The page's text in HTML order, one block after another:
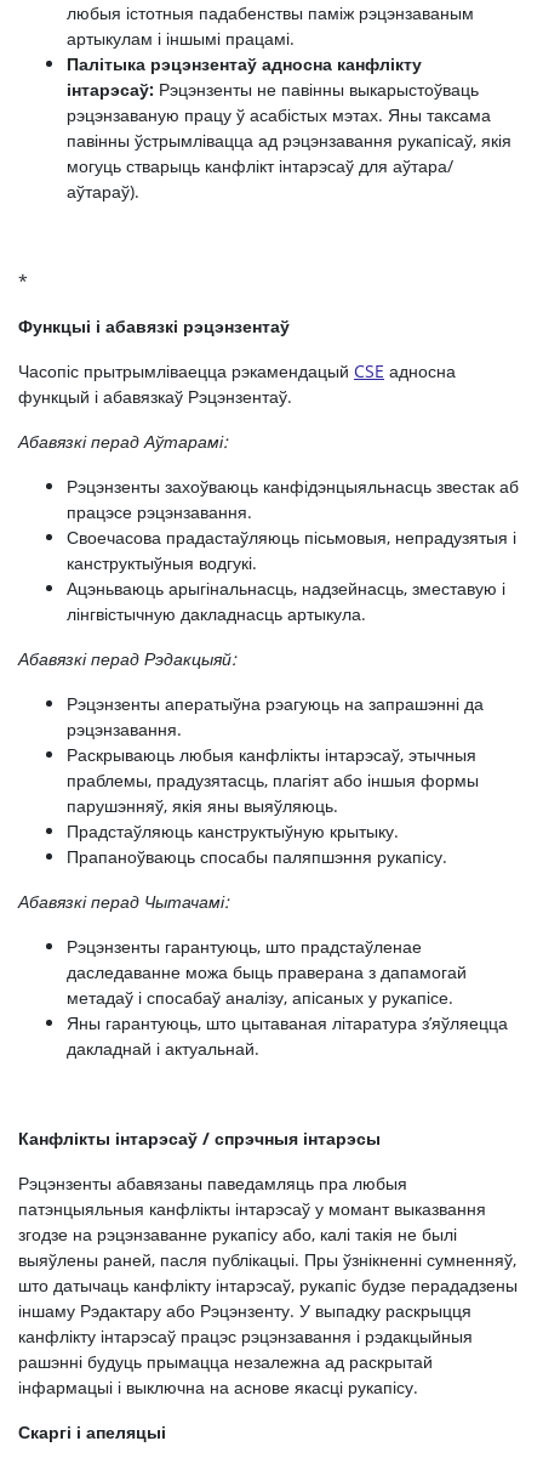
любыя істотныя падабенствы паміж рэцэнзаваным
артыкулам і іншымі працамі.
Палітыка рэцэнзентаў адносна канфлікту
інтарэсаў: Рэцэнзенты не павінны выкарыстоўваць
рэцэнзаваную працу ў асабістых мэтах. Яны таксама
павінны ўстрымлівацца ад рэцэнзавання рукапісаў, якія
могуць стварыць канфлікт інтарэсаў для аўтара/
аўтараў).
*
Функцыі і абавязкі рэцэнзентаў
Часопіс прытрымліваецца рэкамендацый CSE адносна
функцый і абавязкаў Рэцэнзентаў.
Абавязкі перад Аўтарамі:
Рэцэнзенты захоўваюць канфідэнцыяльнасць звестак аб
працэсе рэцэнзавання.
Своечасова прадастаўляюць пісьмовыя, непрадузятыя і
канструктыўныя водгукі.
Ацэньваюць арыгінальнасць, надзейнасць, зместавую і
лінгвістычную дакладнасць артыкула.
Абавязкі перад Рэдакцыяй:
Рэцэнзенты аператыўна рэагуюць на запрашэнні да
рэцэнзавання.
Раскрываюць любыя канфлікты інтарэсаў, этычныя
праблемы, прадузятасць, плагіят або іншыя формы
парушэнняў, якія яны выяўляюць.
Прадстаўляюць канструктыўную крытыку.
Прапаноўваюць спосабы паляпшэння рукапісу.
Абавязкі перад Чытачамі:
Рэцэнзенты гарантуюць, што прадстаўленае
даследаванне можа быць праверана з дапамогай
метадаў і спосабаў аналізу, апісаных у рукапісе.
Яны гарантуюць, што цытаваная літаратура з’яўляецца
дакладнай і актуальнай.
Канфлікты інтарэсаў / спрэчныя інтарэсы
Рэцэнзенты абавязаны паведамляць пра любыя
патэнцыяльныя канфлікты інтарэсаў у момант выказвання
згодзе на рэцэнзаванне рукапісу або, калі такія не былі
выяўлены раней, пасля публікацыі. Пры ўзнікненні сумненняў,
што датычаць канфлікту інтарэсаў, рукапіс будзе перададзены
іншаму Рэдактару або Рэцэнзенту. У выпадку раскрыцця
канфлікту інтарэсаў працэс рэцэнзавання і рэдакцыйныя
рашэнні будуць прымацца незалежна ад раскрытай
інфармацыі і выключна на аснове якасці рукапісу.
Скаргі і апеляцыі